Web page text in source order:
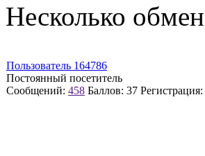
Несколько
Пользователь 164786
Постоянный посетитель
Сообщений: 458 Баллов: 37 Регистрация: